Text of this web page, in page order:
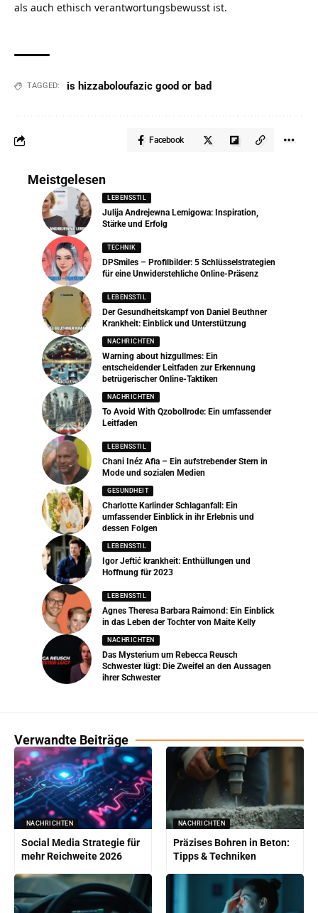
als auch ethisch verantwortungsbewusst ist.
TAGGED: is hizzaboloufazic good or bad
Facebook
Meistgelesen
LEBENSSTIL
Julija Andrejewna Lemigowa: Inspiration,
Stärke und Erfolg
TECHNIK
DPSmiles – Profilbilder: 5 Schlüsselstrategien
für eine Unwiderstehliche Online-Präsenz
LEBENSSTIL
Der Gesundheitskampf von Daniel Beuthner
Krankheit: Einblick und Unterstützung
NACHRICHTEN
Warning about hizgullmes: Ein
entscheidender Leitfaden zur Erkennung
betrügerischer Online-Taktiken
NACHRICHTEN
To Avoid With Qzobollrode: Ein umfassender
Leitfaden
LEBENSSTIL
Chani Inéz Afia – Ein aufstrebender Stern in
Mode und sozialen Medien
GESUNDHEIT
Charlotte Karlinder Schlaganfall: Ein
umfassender Einblick in ihr Erlebnis und
dessen Folgen
LEBENSSTIL
Igor Jeftić krankheit: Enthüllungen und
Hoffnung für 2023
LEBENSSTIL
Agnes Theresa Barbara Raimond: Ein Einblick
in das Leben der Tochter von Maite Kelly
NACHRICHTEN
Das Mysterium um Rebecca Reusch
Schwester lügt: Die Zweifel an den Aussagen
ihrer Schwester
Verwandte Beiträge
NACHRICHTEN
Social Media Strategie für
mehr Reichweite 2026
NACHRICHTEN
Präzises Bohren in Beton:
Tipps & Techniken